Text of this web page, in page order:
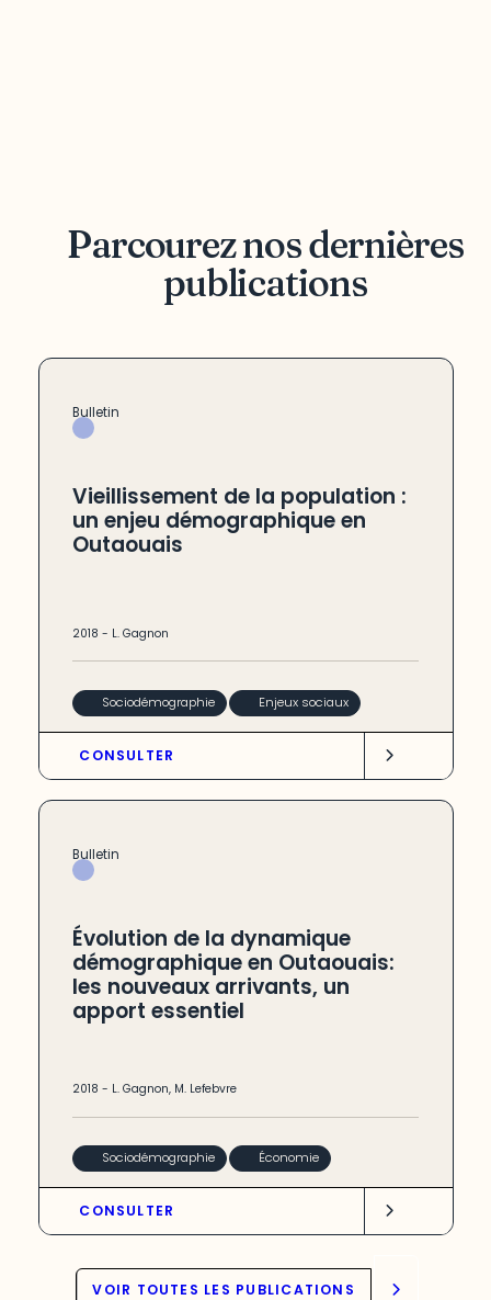
Parcourez nos dernières
publications
Bulletin
Vieillissement de la population :
un enjeu démographique en
Outaouais
2018- L. Gagnon
Sociodémographie Enjeux sociaux
CONSULTER
Bulletin
Évolution de la dynamique
démographique en Outaouais:
les nouveaux arrivants, un
apport essentiel
2018- L. Gagnon, M. Lefebvre
Sociodémographie Économie
CONSULTER
VOIR TOUTES LES PUBLICATIONS